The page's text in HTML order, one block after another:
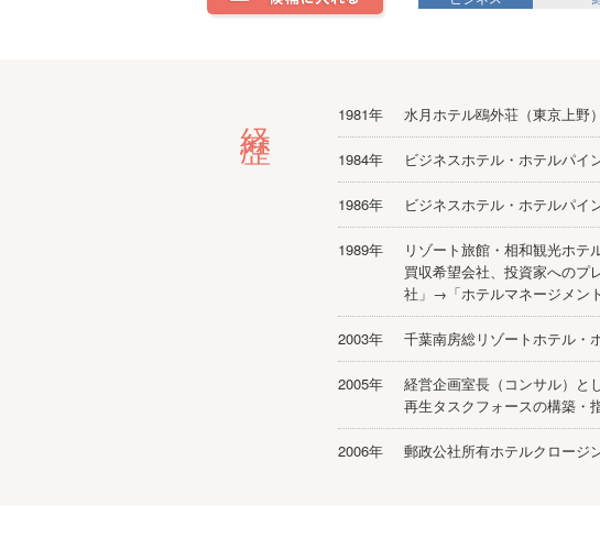
1981年 水月ホテル鴎外荘（東京上野
1984年 ビジネスホテル・ホテルパイ
1986年 ビジネスホテル・ホテルパイ
1989年
リゾート旅館・相和観光ホ
買収希望会社、投資家へのプ
社」→「ホテルマネージメン
2003年 千葉南房総リゾートホテル・
2005年
経営企画室長（コンサル）と
再生タスクフォースの構築・
2006年 郵政公社所有ホテルクロージ